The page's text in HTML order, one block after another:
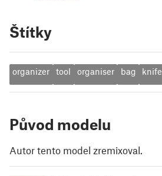
Štítky
organizer tool organiser bag knife
Původ modelu
Autor tento model zremixoval.